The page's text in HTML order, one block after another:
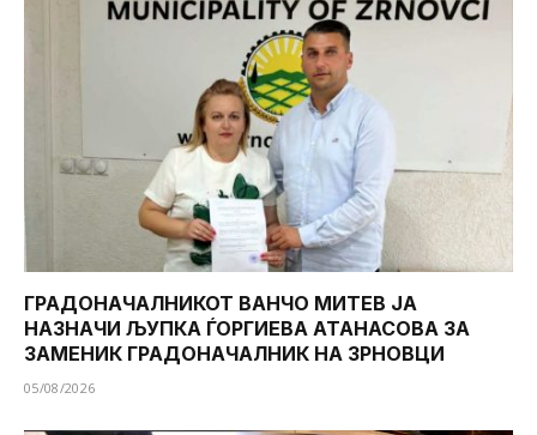
ГРАДОНАЧАЛНИКОТ ВАНЧО МИТЕВ ЈА
НАЗНАЧИ ЉУПКА ЃОРГИЕВА АТАНАСОВА ЗА
ЗАМЕНИК ГРАДОНАЧАЛНИК НА ЗРНОВЦИ
05/08/2026